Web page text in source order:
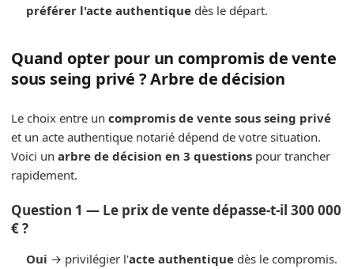
préférer l'acte authentiquedès le départ.
Quand opter pour un compromis de vente
sous seing privé ? Arbre de décision
Le choix entre un compromis de vente sous seing privé
et un acte authentique notarié dépend de votre situation.
Voici un arbre de décision en 3 questions pour trancher
rapidement.
Question 1 — Le prix de vente dépasse-t-il 300 000
€ ?
Oui → privilégier l'acte authentiquedès le compromis.